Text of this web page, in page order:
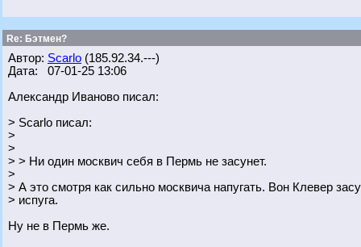
Re: Бэтмен?
Автор: Scarlo (185.92.34.---)
Дата: 07-01-25 13:06
Александр Иваново писал:
> Scarlo писал:
>
>
> > Ни один москвич себя в Пермь не засунет.
>
> А это смотря как сильно москвича напугать. Вон Клевер
> испуга.
Ну не в Пермь же.